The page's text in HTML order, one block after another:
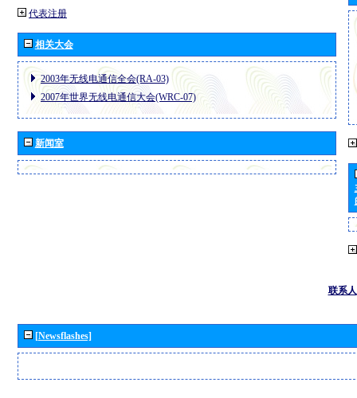
代表注册
相关大会
2003年无线电通信全会(RA-03)
2007年世界无线电通信大会(WRC-07)
新闻室
联系人
[Newsflashes]